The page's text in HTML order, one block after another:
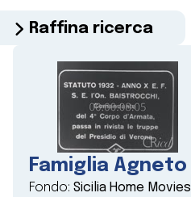
Raffina ricerca
Famiglia
Fondo: Sicilia Home Movies